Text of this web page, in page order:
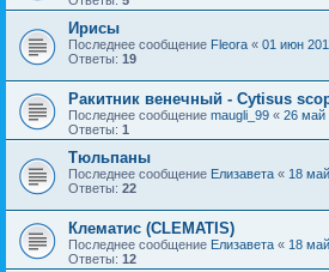
Ирисы
Последнее сообщение Fleora « 01 июн
Ответы: 19
Ракитник венечный - Cytisus
Последнее сообщение maugli_99 « 26 май
Ответы: 1
Тюльпаны
Последнее сообщение Елизавета « 18
Ответы: 22
Клематис (CLEMATIS)
Последнее сообщение Елизавета « 18
Ответы: 12